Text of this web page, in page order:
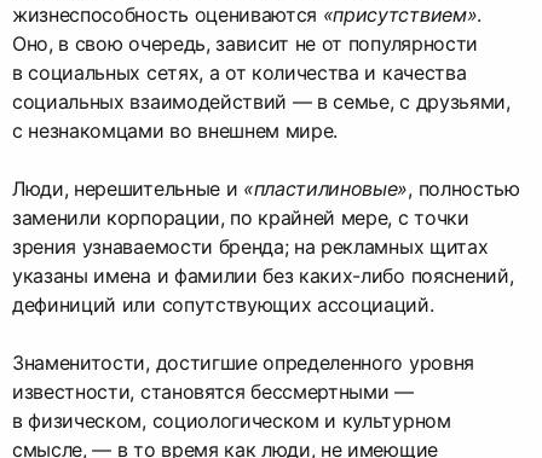
жизнеспособность оцениваются «присутствием».
Оно, в свою очередь, зависит не от популярности
в социальных сетях, а от количества и качества
социальных взаимодействий — в семье, с друзьями,
с незнакомцами во внешнем мире.
Люди, нерешительные и «пластилиновые», полностью
заменили корпорации, по крайней мере, с точки
зрения узнаваемости бренда; на рекламных щитах
указаны имена и фамилии без каких-либо пояснений,
дефиниций или сопутствующих ассоциаций.
Знаменитости, достигшие определенного уровня
известности, становятся бессмертными —
в физическом, социологическом и культурном
смысле, — в то время как люди, не имеющие